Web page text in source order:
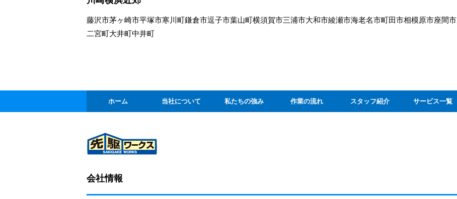
藤沢市茅ヶ崎市平塚市寒川町鎌倉市逗子市葉山町横須賀市三浦市大和市綾瀬市海老名市町田市相模原市座間市
二宮町大井町中井町
ホーム 当社について 私たちの強み 作業の流れ スタッフ紹介 サービス一覧
会社情報